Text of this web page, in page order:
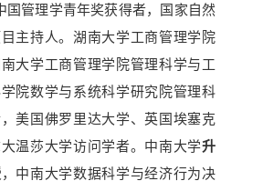
国管理学青年奖获得者，国家自然
主持人。湖南大学工商管理学院
大学工商管理学院管理科学与工
院数学与系统科学研究院管理科
美国佛罗里达大学、英国埃塞克
温莎大学访问学者。中南大学升
，中南大学数据科学与经济行为决